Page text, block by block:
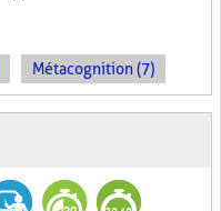
Métacognition (7)